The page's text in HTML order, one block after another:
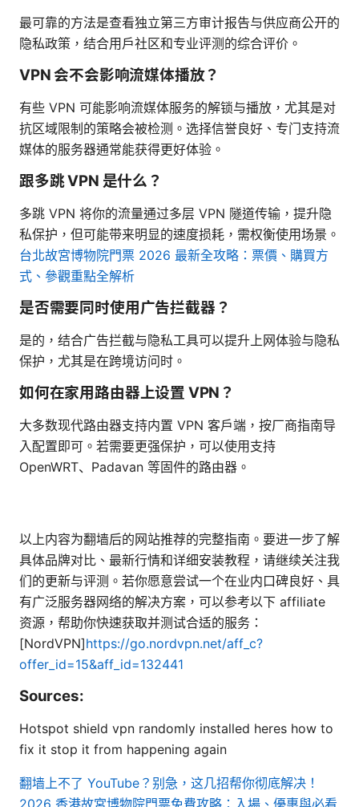
最可靠的方法是查看独立第三方审计报告与供应商公开的
隐私政策，结合用户社区和专业评测的综合评价。
VPN 会不会影响流媒体播放？
有些 VPN 可能影响流媒体服务的解锁与播放，尤其是对
抗区域限制的策略会被检测。选择信誉良好、专门支持流
媒体的服务器通常能获得更好体验。
跟多跳 VPN 是什么？
多跳 VPN 将你的流量通过多层 VPN 隧道传输，提升隐
私保护，但可能带来明显的速度损耗，需权衡使用场景。
台北故宮博物院門票 2026 最新全攻略：票價、購買方
式、參觀重點全解析
是否需要同时使用广告拦截器？
是的，结合广告拦截与隐私工具可以提升上网体验与隐私
保护，尤其是在跨境访问时。
如何在家用路由器上设置 VPN？
大多数现代路由器支持内置 VPN 客户端，按厂商指南导
入配置即可。若需要更强保护，可以使用支持
OpenWRT、Padavan 等固件的路由器。
以上内容为翻墙后的网站推荐的完整指南。要进一步了解
具体品牌对比、最新行情和详细安装教程，请继续关注我
们的更新与评测。若你愿意尝试一个在业内口碑良好、具
有广泛服务器网络的解决方案，可以参考以下 affiliate
资源，帮助你快速获取并测试合适的服务：
[NordVPN]https://go.nordvpn.net/aff_c?
offer_id=15&aff_id=132441
Sources:
Hotspot shield vpn randomly installed heres how to
fix it stop it from happening again
翻墙上不了 YouTube？别急，这几招帮你彻底解决！
2026 香港故宮博物院門票免費攻略：入場、優惠與必看